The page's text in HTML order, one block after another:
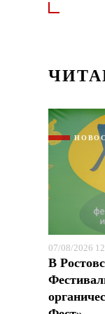
07/08/2026
В